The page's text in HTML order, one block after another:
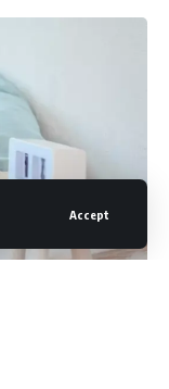
Accept